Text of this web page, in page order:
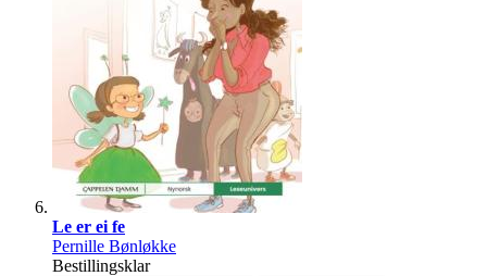
Le er ei fe
Pernille Bønløkke
Bestillingsklar